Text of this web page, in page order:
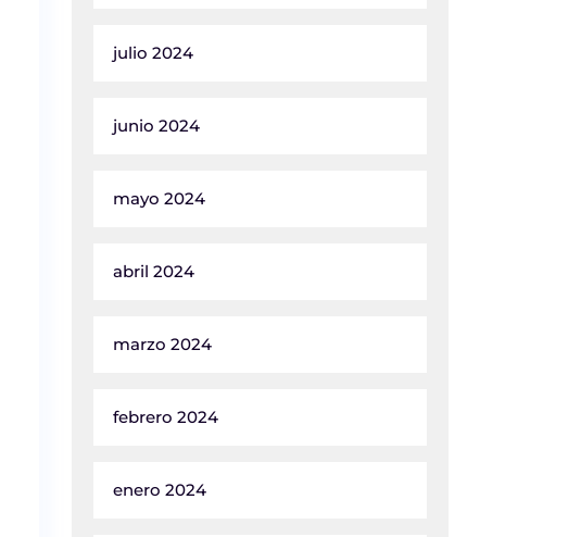
julio 2024
junio 2024
mayo 2024
abril 2024
marzo 2024
febrero 2024
enero 2024